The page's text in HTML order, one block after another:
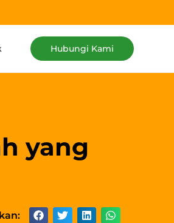
Hubungi Kami
yang